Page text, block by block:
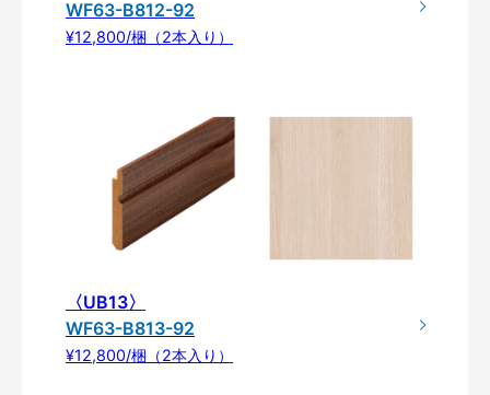
WF63-B812-92
¥12,800/梱（2本入り）
〈UB13〉
WF63-B813-92
¥12,800/梱（2本入り）